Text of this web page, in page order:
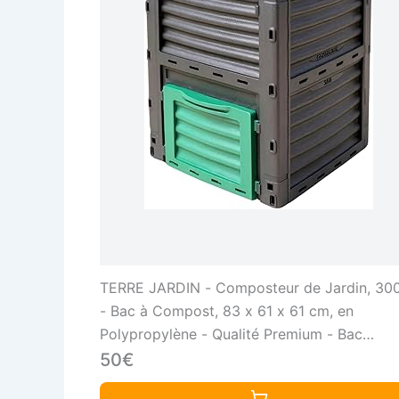
TERRE JARDIN - Composteur de Jardin,
- Bac à Compost, 83 x 61 x 61 cm, en
Polypropylène - Qualité Premium - Bac
Composteur de Déchets Jardin, Résistant aux
Chocs et aux UV
50€